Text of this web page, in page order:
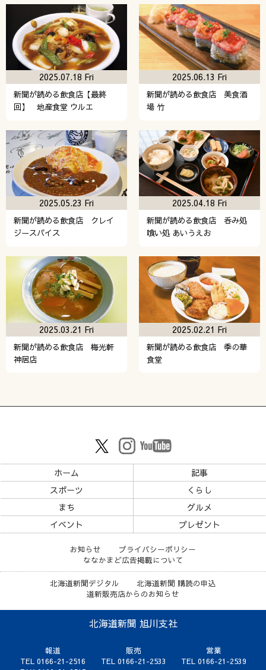
新聞が読める飲食店【最終
回】 地産食堂 ウルエ
2025.07.18 Fri
新聞が読める飲食店 美食酒
場 竹
2025.06.13 Fri
新聞が読める飲食店 クレイ
ジースパイス
2025.05.23 Fri
新聞が読める飲食店 呑み処
喰い処 あいうえお
2025.04.18 Fri
新聞が読める飲食店 梅光軒
神居店
2025.03.21 Fri
新聞が読める飲食店 季の華
食堂
2025.02.21 Fri
ホーム
記事
スポーツ
くらし
まち
グルメ
イベント
プレゼント
お知らせ
プライバシーポリシー
ななかまど広告掲載について
北海道新聞デジタル
北海道新聞 購読の申込
道新販売店からのお知らせ
北海道新聞 旭川支社
報道
TEL 0166-21-2516
販売
TEL 0166-21-2533
営業
TEL 0166-21-2539